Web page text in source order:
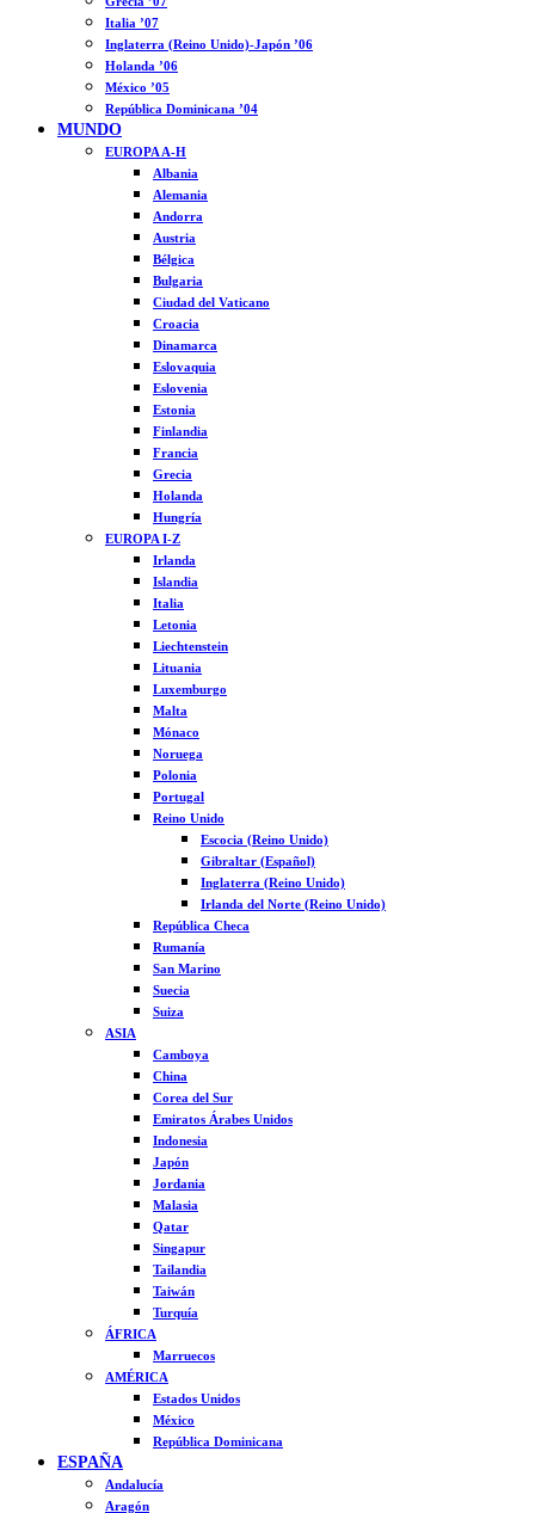
Italia ’07
Inglaterra (Reino Unido)-Japón ’06
Holanda ’06
México ’05
República Dominicana ’04
MUNDO
EUROPA A-H
Albania
Alemania
Andorra
Austria
Bélgica
Bulgaria
Ciudad del Vaticano
Croacia
Dinamarca
Eslovaquia
Eslovenia
Estonia
Finlandia
Francia
Grecia
Holanda
Hungría
EUROPA I-Z
Irlanda
Islandia
Italia
Letonia
Liechtenstein
Lituania
Luxemburgo
Malta
Mónaco
Noruega
Polonia
Portugal
Reino Unido
Escocia (Reino Unido)
Gibraltar (Español)
Inglaterra (Reino Unido)
Irlanda del Norte (Reino Unido)
República Checa
Rumanía
San Marino
Suecia
Suiza
ASIA
Camboya
China
Corea del Sur
Emiratos Árabes Unidos
Indonesia
Japón
Jordania
Malasia
Qatar
Singapur
Tailandia
Taiwán
Turquía
ÁFRICA
Marruecos
AMÉRICA
Estados Unidos
México
República Dominicana
ESPAÑA
Andalucía
Aragón